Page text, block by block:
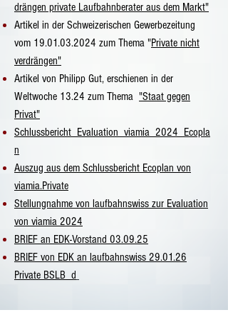
drängen private Laufbahnberater aus dem Markt"
Artikel in der Schweizerischen Gewerbezeitung
vom 19.01.03.2024 zum Thema "Private nicht
verdrängen"
Artikel von Philipp Gut, erschienen in der
Weltwoche 13.24 zum Thema "Staat gegen
Privat"
Schlussbericht_Evaluation_viamia_2024_Ecopla
n
Auszug aus dem Schlussbericht Ecoplan von
viamia.Private
Stellungnahme von laufbahnswiss zur Evaluation
von viamia 2024
BRIEF an EDK-Vorstand 03.09.25
BRIEF von EDK an laufbahnswiss 29.01.26
Private BSLB_d